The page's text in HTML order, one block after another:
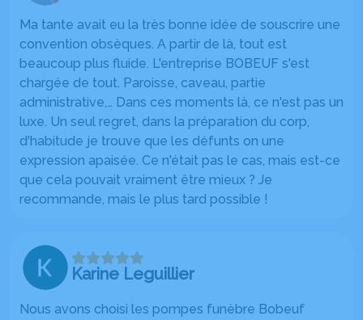
Ma tante avait eu la très bonne idée de souscrire une
convention obsèques. A partir de là, tout est
beaucoup plus fluide. L'entreprise BOBEUF s'est
chargée de tout. Paroisse, caveau, partie
administrative,… Dans ces moments là, ce n'est pas un
luxe. Un seul regret, dans la préparation du corp,
d'habitude je trouve que les défunts on une
expression apaisée. Ce n'était pas le cas, mais est-ce
que cela pouvait vraiment être mieux ? Je
recommande, mais le plus tard possible !
Karine Leguillier
Nous avons choisi les pompes funèbre Bobeuf